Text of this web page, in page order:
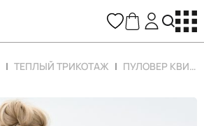
ТЕПЛЫЙ ТРИКОТАЖ ПУЛОВЕР КВИН (МЕНТОЛ)